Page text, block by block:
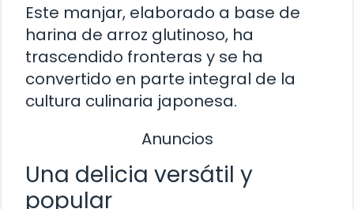
Este manjar, elaborado a base de
harina de arroz glutinoso, ha
trascendido fronteras y se ha
convertido en parte integral de la
cultura culinaria japonesa.
Anuncios
Una delicia versátil y
popular